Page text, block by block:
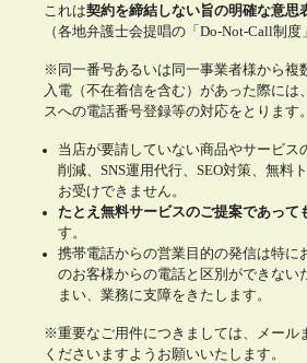
これは契約を締結しない旨の明確な意思
（各地弁護士会提唱の「Do-Not-Call制度
※同一番号あるいは同一事業者様から複
入電（不在着信を含む）があった際には
スへの電話番号登録等の対応をとります。
当店が要請していない商品やサービス
削減、SNS運用代行、SEO対策、無料
お受けできません。
たとえ無料サービスのご提案であって
す。
携帯電話からの営業目的の発信は特に
のお客様からの電話と区別ができない
まい、業務に支障をきたします。
※重要なご用件につきましては、メール
くださいますようお願いいたします。